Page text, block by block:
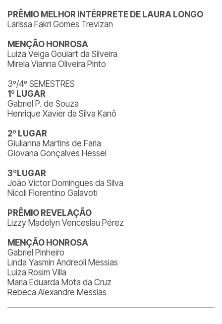
PRÊMIO MELHOR INTÉRPRETE DE LAURA LONGO
Larissa Fakri Gomes Trevizan
MENÇÃO HONROSA
Luiza Veiga Goulart da Silveira
Mirela Vianna Oliveira Pinto
3º/4º SEMESTRES
1º LUGAR
Gabriel P. de Souza
Henrique Xavier da Silva Kanô
2º LUGAR
Giulianna Martins de Faria
Giovana Gonçalves Hessel
3ºLUGAR
João Victor Domingues da Silva
Nicoli Florentino Galavoti
PRÊMIO REVELAÇÃO
Lizzy Madelyn Venceslau Pérez
MENÇÃO HONROSA
Gabriel Pinheiro
Linda Yasmin Andreoli Messias
Luiza Rosim Villa
Maria Eduarda Mota da Cruz
Rebeca Alexandre Messias